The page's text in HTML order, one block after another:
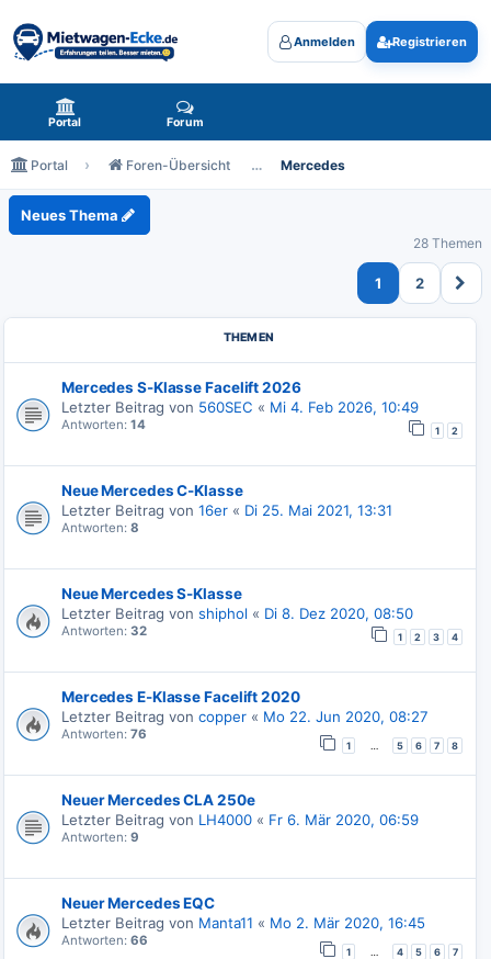
Mietwagen-Ecke.de - das Forum rund um Mietwagen Anmelden Registrieren
Portal Forum
Portal Foren-Übersicht Mercedes
Mercedes
Neues Thema
28 Themen
1 2
THEMEN
Mercedes S-Klasse Facelift 2026
Letzter Beitrag von 560SEC « Mi 4. Feb 2026, 10:49
Antworten: 14 1 2
Neue Mercedes C-Klasse
Letzter Beitrag von 16er « Di 25. Mai 2021, 13:31
Antworten: 8
Neue Mercedes S-Klasse
Letzter Beitrag von shiphol « Di 8. Dez 2020, 08:50
Antworten: 32 1 2 3 4
Mercedes E-Klasse Facelift 2020
Letzter Beitrag von copper « Mo 22. Jun 2020, 08:27
Antworten: 76
1 5 6 7 8
Neuer Mercedes CLA 250e
Letzter Beitrag von LH4000 « Fr 6. Mär 2020, 06:59
Antworten: 9
Neuer Mercedes EQC
Letzter Beitrag von Manta11 « Mo 2. Mär 2020, 16:45
Antworten: 66
1 4 5 6 7